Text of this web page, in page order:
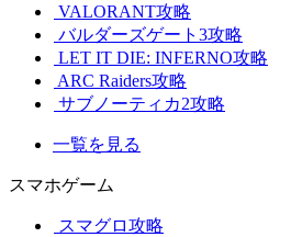
VALORANT攻略
バルダーズゲート3攻略
LET IT DIE: INFERNO攻略
ARC Raiders攻略
サブノーティカ2攻略
一覧を見る
スマホゲーム
スマグロ攻略